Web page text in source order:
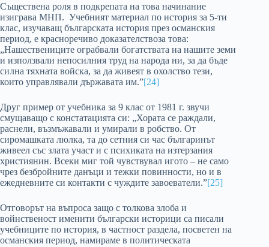
Съществена роля в подкрепата на това начинание
изиграва МНП. Учебният материал по история за 5-ти
клас, изучаващ българската история през османския
период, е красноречиво доказателствоза това:
„Нашествениците ограбвали богатствата на нашите земи
и използвали непосилния труд на народа ни, за да бъде
силна тяхната войска, за да живеят в охолство тези,
които управлявали държавата им.”[24]
Друг пример от учебника за 9 клас от 1981 г. звучи
смущаващо с констатацията си: „Хората се раждали,
раснели, възмъжавали и умирали в робство. От
сиромашката люлка, та до сетния си час българинът
живеел със злата участ и с психиката на изтерзания
християнин. Всеки миг той чувствувал игото – не само
чрез безбройните данъци и тежки повинности, но и в
ежедневните си контакти с чуждите завоеватели.”[25]
Отговорът на въпроса защо с толкова злоба и
войнственост именити български историци са писали
учебниците по история, в частност раздела, посветен на
османския период, намираме в политическата